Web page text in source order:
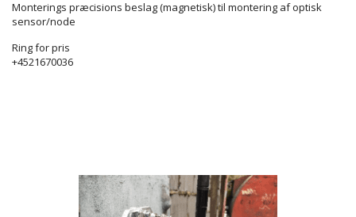
Monterings præcisions beslag (magnetisk) til montering af optisk
sensor/node
Ring for pris
+4521670036